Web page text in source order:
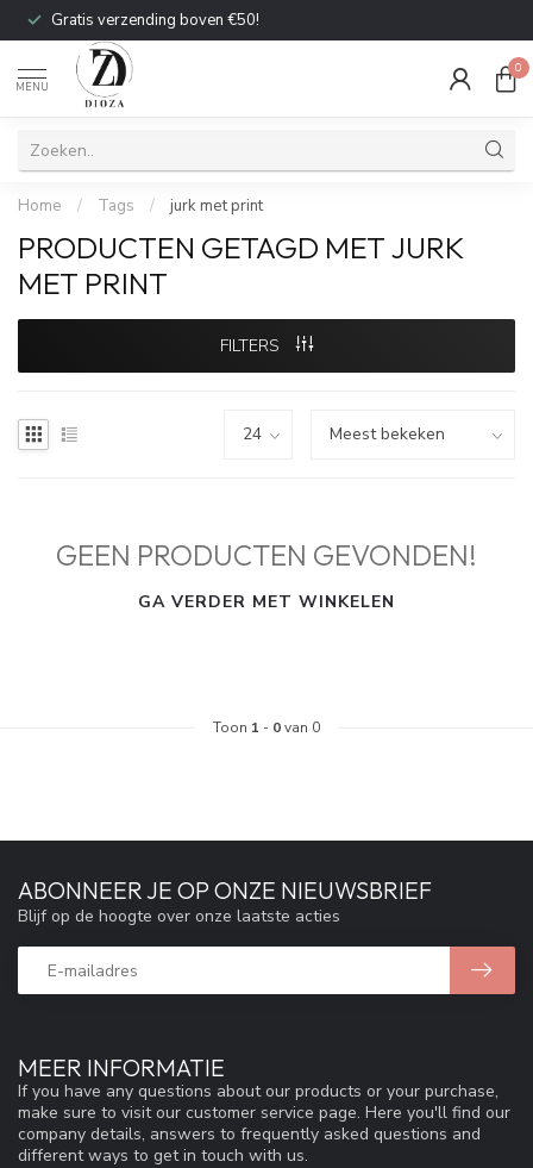
Gratis verzending boven €50!
MENU
0
Home / Tags / jurk met print
PRODUCTEN GETAGD MET JURK
MET PRINT
FILTERS
GEEN PRODUCTEN GEVONDEN!
GA VERDER MET WINKELEN
Toon 1 - 0van 0
MEER INFORMATIE
If you have any questions about our products or your purchase,
make sure to visit our customer service page. Here you'll find our
company details, answers to frequently asked questions and
different ways to get in touch with us.
ABONNEER JE OP ONZE NIEUWSBRIEF
Blijf op de hoogte over onze laatste acties